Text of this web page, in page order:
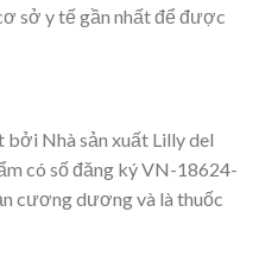
sở y tế gần nhất để được
Nhà sản xuất Lilly del
có số đăng ký VN-18624-
cương dương và là thuốc